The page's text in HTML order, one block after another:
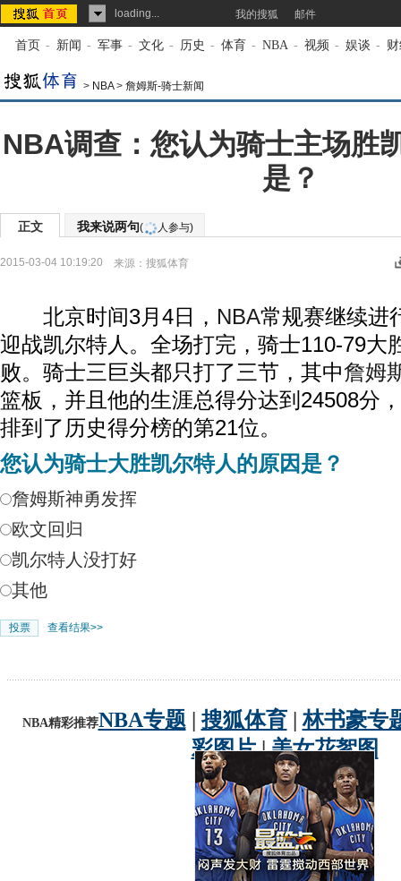
loading... 我的搜狐 邮件
首页 - 新闻 - 军事 - 文化 - 历史 - 体育 - NBA - 视频 - 娱谈 -
> NBA> 詹姆斯-骑士新闻
NBA调查：您认为骑士主场胜
是？
正文 我来说两句( 人参与)
2015-03-04 10:19:20 来源： 搜狐体育
北京时间3月4日， NBA常规赛继续进
迎战凯尔特人。全场打完，骑士110-79大
败。骑士三巨头都只打了三节，其中詹姆
篮板，并且他的生涯总得分达到24508分
排到了历史得分榜的第21位。
您认为骑士大胜凯尔特人的原因是？
詹姆斯神勇发挥
欧文回归
凯尔特人没打好
其他
查看结果>>